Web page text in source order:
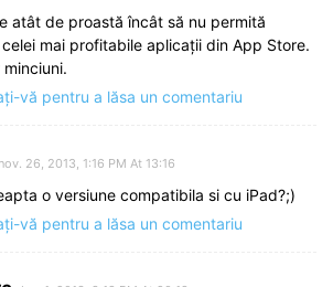
atât de proastă încât să nu permită
mai profitabile aplicații din App Store.
vă pentru a lăsa un comentariu
nov. 26, 2013, 1:16 PM At 13:16
o versiune compatibila si cu iPad?;)
vă pentru a lăsa un comentariu